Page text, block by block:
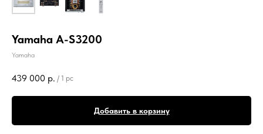
Yamaha A-S3200
Yamaha
439 000 р. / 1 pc
Добавить в корзину